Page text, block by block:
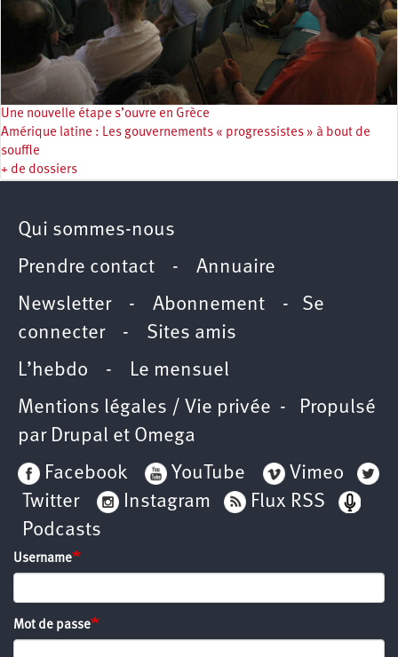
Une nouvelle étape s’ouvre en Grèce
Amérique latine : Les gouvernements « progressistes » à bout de
souffle
+ de dossiers
Qui sommes-nous
Prendre contact - Annuaire
Newsletter - Abonnement - Se
connecter- Sites amis
L’hebdo - Le mensuel
Mentions légales / Vie privée - Propulsé
par Drupal et Omega
Facebook
YouTube
Vimeo
Twitter
Instagram
Flux RSS
Podcasts
Username
Mot de passe